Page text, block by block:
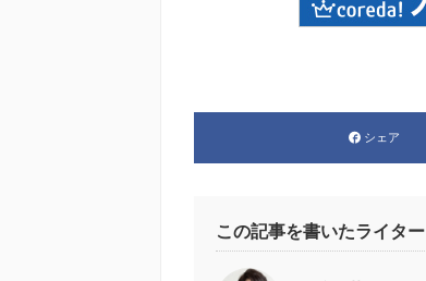
シェア
この記事を書いたライター